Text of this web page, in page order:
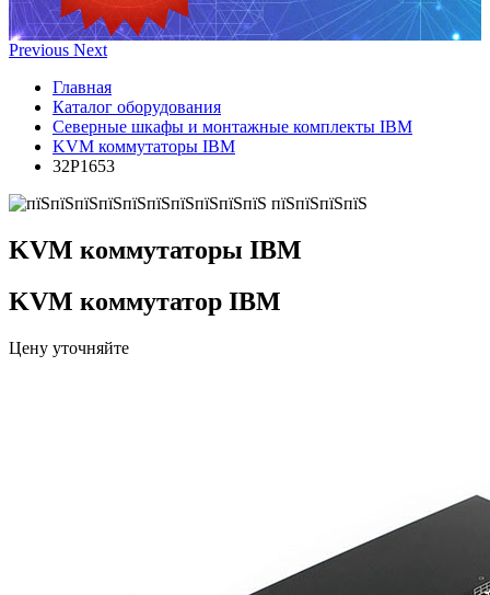
Previous Next
Главная
Каталог оборудования
Северные шкафы и монтажные комплекты IBM
KVM коммутаторы IBM
32P1653
KVM коммутаторы IBM
KVM коммутатор IBM
Цену уточняйте